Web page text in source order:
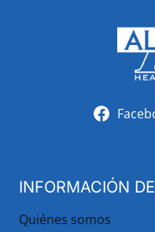
INFORMACIÓN
Quiénes somos